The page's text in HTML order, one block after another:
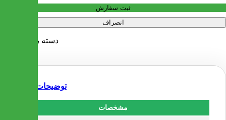
ثبت سفارش
انصراف
دسته بندی:
توضیحات
مشخصات